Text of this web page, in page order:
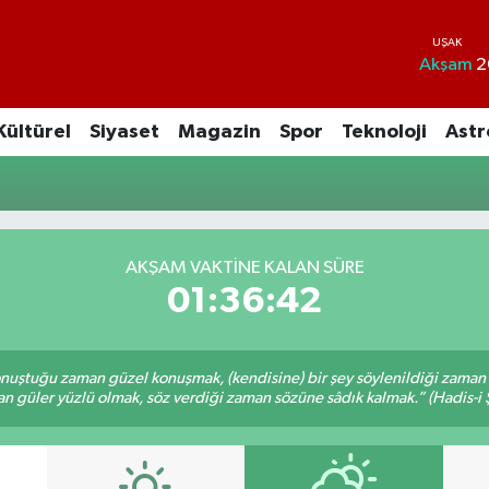
Akşam
Kültürel Siyaset Magazin Spor Teknoloji
AKŞAM VAKTİNE KALAN SÜRE
01:36:42
zaman güzel konuşmak, (kendisine) bir şey söylenildiği
güler yüzlü olmak, söz verdiği zaman sözüne sâdık kalmak.” (Hadis-i